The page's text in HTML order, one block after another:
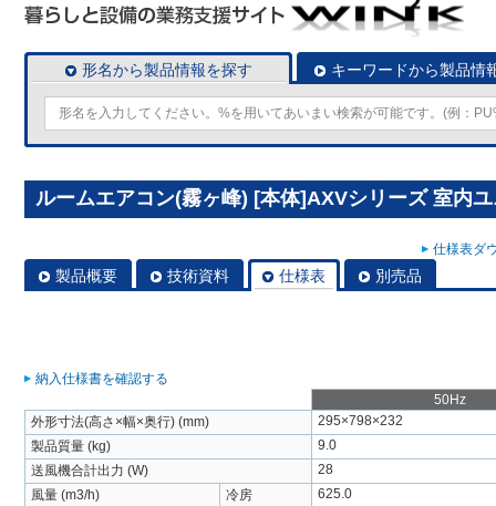
形名から製品情報を探す キーワードから製品情
ルームエアコン(霧ヶ峰) [本体]AXVシリーズ 室内
仕様表ダ
製品概要 技術資料 仕様表 別売品
納入仕様書を確認する
50Hz
外形寸法(高さ×幅×奥行) (mm)
295×798×232
製品質量 (kg)
9.0
送風機合計出力 (W)
28
風量 (m3/h)
冷房
625.0